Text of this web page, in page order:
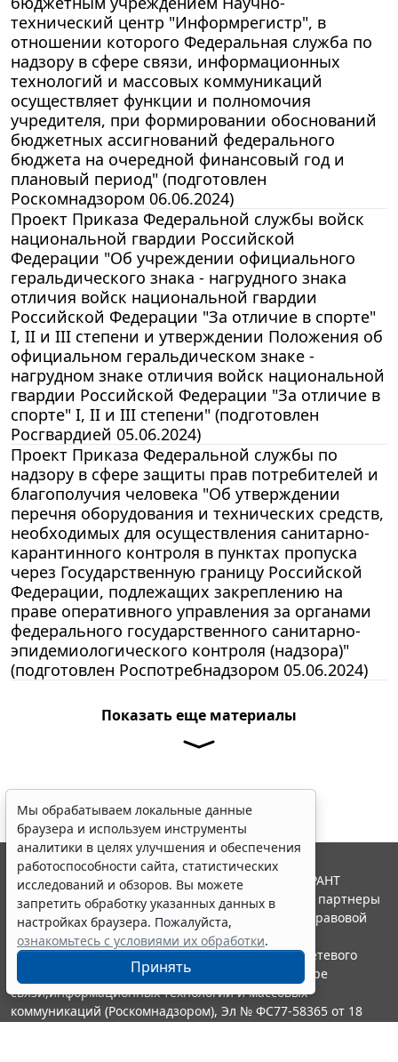
технический центр "Информрегистр", в
отношении которого Федеральная служба по
надзору в сфере связи, информационных
технологий и массовых коммуникаций
осуществляет функции и полномочия
учредителя, при формировании обоснований
бюджетных ассигнований федерального
бюджета на очередной финансовый год и
плановый период" (подготовлен
Роскомнадзором 06.06.2024)
Проект Приказа Федеральной службы войск
национальной гвардии Российской
Федерации "Об учреждении официального
геральдического знака - нагрудного знака
отличия войск национальной гвардии
Российской Федерации "За отличие в спорте"
I, II и III степени и утверждении Положения об
официальном геральдическом знаке -
нагрудном знаке отличия войск национальной
гвардии Российской Федерации "За отличие в
спорте" I, II и III степени" (подготовлен
Росгвардией 05.06.2024)
Проект Приказа Федеральной службы по
надзору в сфере защиты прав потребителей и
благополучия человека "Об утверждении
перечня оборудования и технических средств,
необходимых для осуществления санитарно-
карантинного контроля в пунктах пропуска
через Государственную границу Российской
Федерации, подлежащих закреплению на
праве оперативного управления за органами
федерального государственного санитарно-
эпидемиологического контроля (надзора)"
(подготовлен Роспотребнадзором 05.06.2024)
Показать еще материалы
Мы обрабатываем локальные данные
браузера и используем инструменты
аналитики в целях улучшения и обеспечения
работоспособности сайта, статистических
исследований и обзоров. Вы можете
запретить обработку указанных данных в
настройках браузера. Пожалуйста,
ознакомьтесь с условиями их обработки.
Принять
© ООО "НПП "ГАРАНТ-СЕРВИС", 2026. Система ГАРАНТ
выпускается с 1990 года. Компания "Гарант" и ее партнеры
являются участниками Российской ассоциации правовой
информации ГАРАНТ.
Портал ГАРАНТ.РУ зарегистрирован в качестве сетевого
издания Федеральной службой по надзору в сфере
связи,информационных технологий и массовых
коммуникаций (Роскомнадзором), Эл № ФС77-58365 от 18